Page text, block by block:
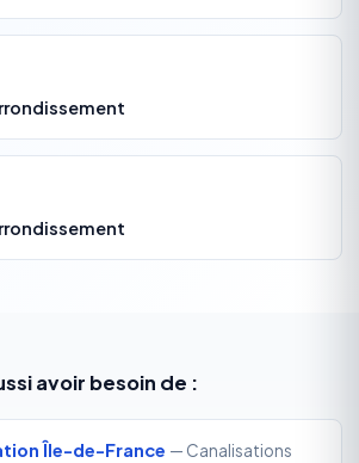
avoir besoin de :
Île-de-France — Canalisations